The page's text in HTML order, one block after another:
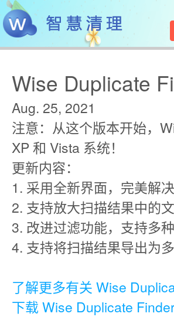
Wise Duplicate
Aug. 25, 2021
注意：从这个版本开始，
XP 和 Vista 系统！
更新内容：
1. 采用全新界面，完美解
2. 支持放大扫描结果中的
3. 改进过滤功能，支持多
4. 支持将扫描结果导出为
了解更多有关 Wise
下载 Wise Duplicate